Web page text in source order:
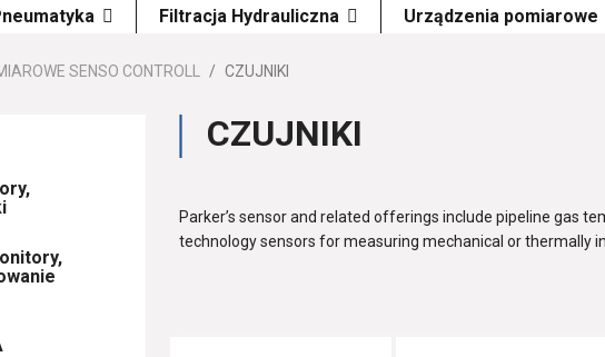
Filtracja Hydrauliczna Urządzenia pomiarowe
SENSO CONTROLL CZUJNIKI
CZUJNIKI
Parker’s sensor and related offerings include pipeline gas
technology sensors for measuring mechanical or thermally